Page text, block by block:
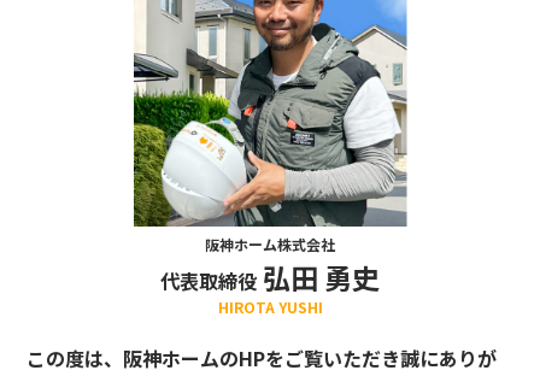
阪神ホーム株式会社
代表取締役 弘田 勇史
HIROTA YUSHI
この度は、阪神ホームのHPをご覧いただき誠にありが